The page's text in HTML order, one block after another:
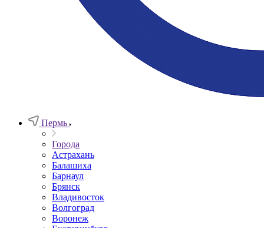
Пермь
Города
Астрахань
Балашиха
Барнаул
Брянск
Владивосток
Волгоград
Воронеж